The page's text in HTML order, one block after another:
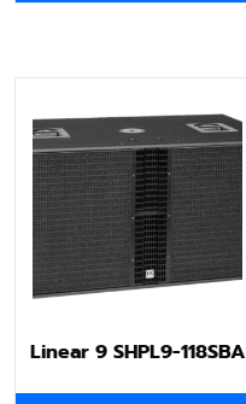
Linear 9 SHPL9-118SBA